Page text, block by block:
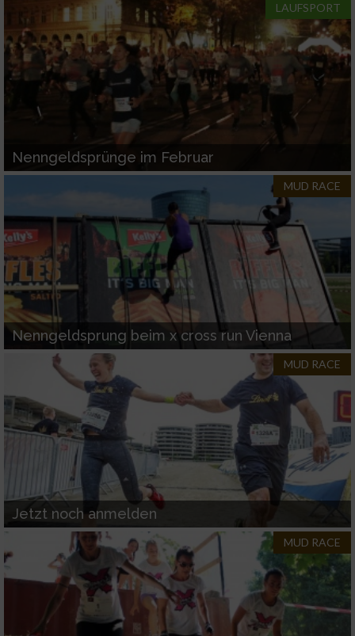
LAUFSPORT
Nenngeldsprünge im Februar
MUD RACE
Nenngeldsprung beim x cross run Vienna
MUD RACE
Jetzt noch anmelden
MUD RACE